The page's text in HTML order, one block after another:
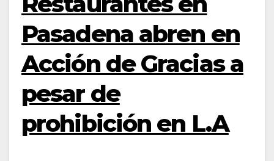
Pasadena abren en
Acción de Gracias a
pesar de
prohibición en L.A